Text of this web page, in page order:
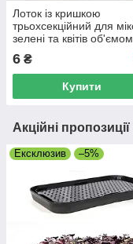
Лоток із кришкою
трьохсекційний для
зелені та квітів об'ємом
500мл
6 ₴
Купити
Акційні
Ексклюзив –5%